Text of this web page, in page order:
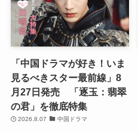
「中国ドラマが好き！いま
見るべきスター最前線」8
月27日発売 「逐玉：翡翠
の君」を徹底特集
2026.8.07 中国ドラマ